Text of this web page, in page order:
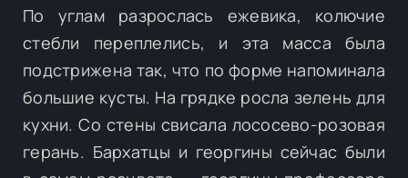
По углам разрослась ежевика, колючие
стебли переплелись, и эта масса была
подстрижена так, что по форме напоминала
большие кусты. На грядке росла зелень для
кухни. Со стены свисала лососево-розовая
герань. Бархатцы и георгины сейчас были